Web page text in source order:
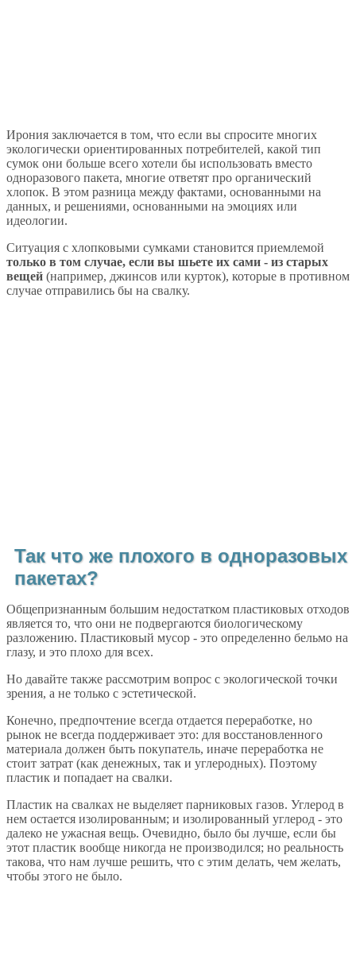
Ирония заключается в том, что если вы спросите многих
экологически ориентированных потребителей, какой тип
сумок они больше всего хотели бы использовать вместо
одноразового пакета, многие ответят про органический
хлопок. В этом разница между фактами, основанными на
данных, и решениями, основанными на эмоциях или
идеологии.
Ситуация с хлопковыми сумками становится приемлемой
только в том случае, если вы шьете их сами - из старых
вещей (например, джинсов или курток), которые в противном
случае отправились бы на свалку.
Так что же плохого в одноразовых
пакетах?
Общепризнанным большим недостатком пластиковых отходов
является то, что они не подвергаются биологическому
разложению. Пластиковый мусор - это определенно бельмо на
глазу, и это плохо для всех.
Но давайте также рассмотрим вопрос с экологической точки
зрения, а не только с эстетической.
Конечно, предпочтение всегда отдается переработке, но
рынок не всегда поддерживает это: для восстановленного
материала должен быть покупатель, иначе переработка не
стоит затрат (как денежных, так и углеродных). Поэтому
пластик и попадает на свалки.
Пластик на свалках не выделяет парниковых газов. Углерод в
нем остается изолированным; и изолированный углерод - это
далеко не ужасная вещь. Очевидно, было бы лучше, если бы
этот пластик вообще никогда не производился; но реальность
такова, что нам лучше решить, что с этим делать, чем желать,
чтобы этого не было.